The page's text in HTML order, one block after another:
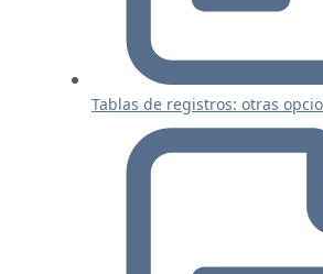
Tablas de registros: otras